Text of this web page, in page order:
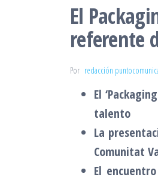
El
referente
Por redacción
El
talento
La
Comunitat
El